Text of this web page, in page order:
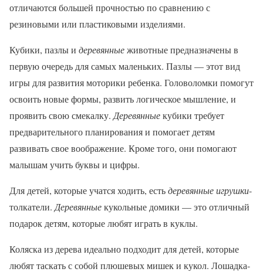
отличаются большей прочностью по сравнению с
резиновыми или пластиковыми изделиями.
Кубики, пазлы и деревянныеживотные предназначены в
первую очередь для самых маленьких. Пазлы — этот вид
игры для развития моторики ребенка. Головоломки помогут
освоить новые формы, развить логическое мышление, и
проявить свою смекалку. Деревянныекубики требует
предварительного планирования и помогает детям
развивать свое воображение. Кроме того, они помогают
малышам учить буквы и цифры.
Для детей, которые учатся ходить, естьдеревянные игрушки-
толкатели. Деревянныекукольные домики — это отличный
подарок детям, которые любят играть в куклы.
Коляска из дерева идеально подходит для детей, которые
любят таскать с собой плюшевых мишек и кукол. Лошадка-